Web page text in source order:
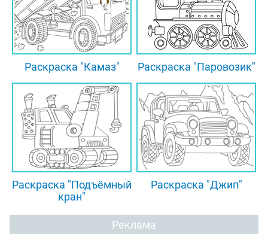
раскрашивать и приехал. Помоги бульдозеру
стать снова красивым! А он больше никогда не
будет баловаться на работе!
Раскраска "Камаз" Раскраска "Паровозик"
Раскраска "Подъёмный
кран"
Раскраска "Джип"
Реклама